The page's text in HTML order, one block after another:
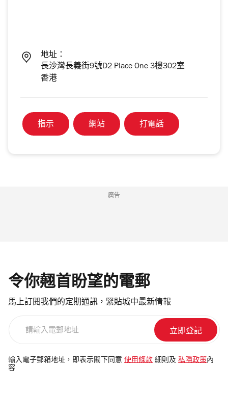
地址：
長沙灣長義街9號D2 Place One 3樓302室
香港
指示 網站 打電話
廣告
令你翹首盼望的電郵
馬上訂閱我們的定期通訊，緊貼城中最新情報
電
郵
輸入電子郵箱地址，即表示閣下同意 使用條款 細則及 私隱政策 內
容